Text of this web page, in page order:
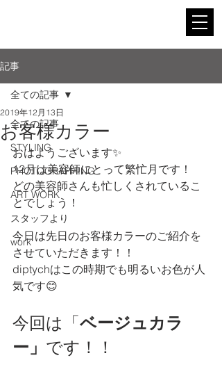
記事
全ての記事
STYLING
PHOTOGRAPHING
ART WORK
スタッフより
work
全ての記事
お客様カラー
2019年12月13日
おはようございます✨
12月は美容師にとって繁忙月です！
どの美容師さんも忙しくされているこ
とでしょう！
今日は先日のお客様カラーのご紹介を
させていただきます！！
diptychはこの時期でも明るいお色が人
気です😊
今回は「ベージュカラ
ー」 です！！